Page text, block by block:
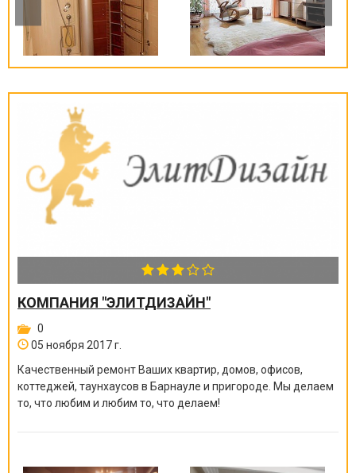
КОМПАНИЯ "ЭЛИТДИЗАЙН"
0
05 ноября 2017 г.
Качественный ремонт Ваших квартир, домов, офисов,
коттеджей, таунхаусов в Барнауле и пригороде. Мы делаем
то, что любим и любим то, что делаем!